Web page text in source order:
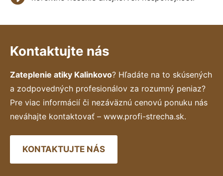
Kontaktujte nás
Zateplenie atiky Kalinkovo? Hľadáte na to skúsených
a zodpovedných profesionálov za rozumný peniaz?
Pre viac informácií či nezáväznú cenovú ponuku nás
neváhajte kontaktovať – www.profi-strecha.sk.
KONTAKTUJTE NÁS